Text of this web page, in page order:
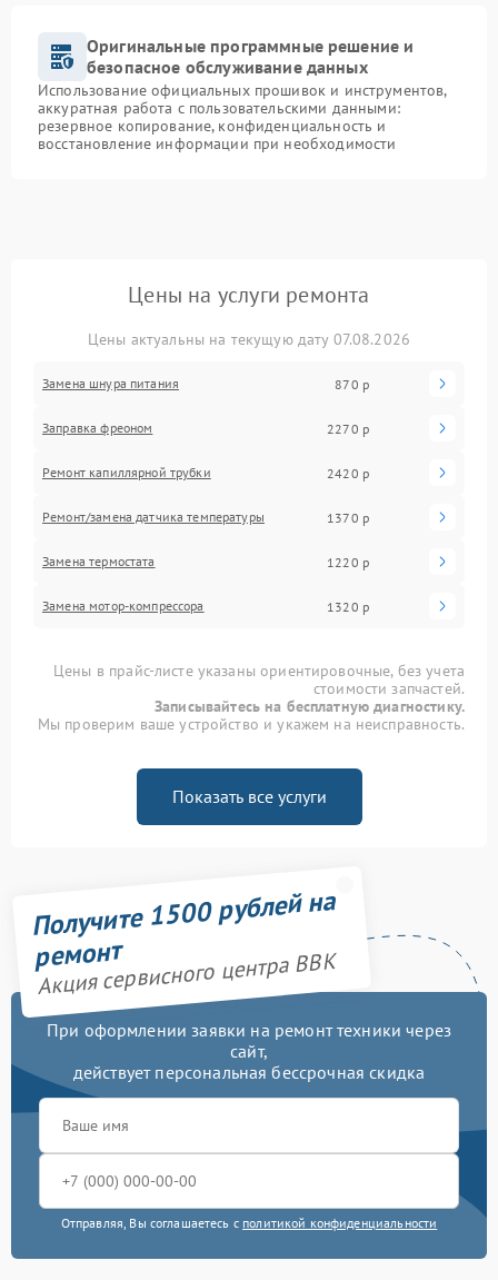
Оригинальные программные решение и
безопасное обслуживание данных
Использование официальных прошивок и инструментов,
аккуратная работа с пользовательскими данными:
резервное копирование, конфиденциальность и
восстановление информации при необходимости
Цены на услуги ремонта
Цены актуальны на текущую дату 07.08.2026
Замена шнура питания 870 р
Заправка фреоном 2270 р
Ремонт капиллярной трубки 2420 р
Ремонт/замена датчика температуры 1370 р
Замена термостата 1220 р
Замена мотор-компрессора 1320 р
Цены в прайс-листе указаны ориентировочные, без учета
стоимости запчастей.
Записывайтесь на бесплатную диагностику.
Мы проверим ваше устройство и укажем на неисправность.
Показать все услуги
Получите 1500 рублей на
ремонт
Акция сервисного центра BBK
При оформлении заявки на ремонт техники через
сайт,
действует персональная бессрочная скидка
Отправляя, Вы соглашаетесь с политикой конфиденциальности